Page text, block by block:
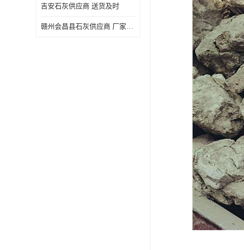
吉安石灰供应商 送货及时
赣州会昌县石灰供应商 厂家供应